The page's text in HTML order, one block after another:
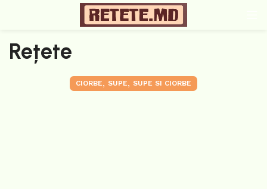
Rețete
CIORBE, SUPE, SUPE SI CIORBE